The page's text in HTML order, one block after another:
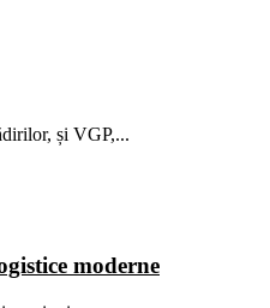
și VGP,...
moderne